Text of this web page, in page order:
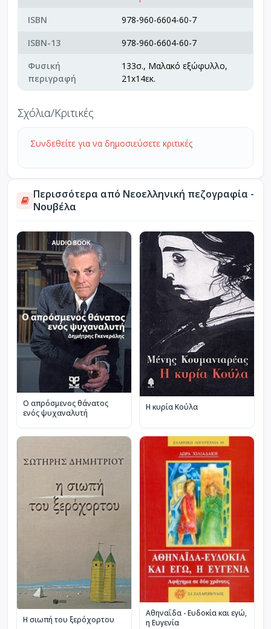
ISBN
978-960-6604-60-7
ISBN-13
978-960-6604-60-7
Φυσική
περιγραφή
133σ., Μαλακό εξώφυλλο,
21x14εκ.
Σχόλια/Κριτικές
Συνδεθείτε για να δημοσιεύσετε κριτικές
Περισσότερα από Νεοελληνική πεζογραφία -
Νουβέλα
Ο απρόσμενος θάνατος
ενός ψυχαναλυτή
Η κυρία Κούλα
Η σιωπή του ξερόχορτου
Αθηναΐδα - Ευδοκία και εγώ,
η Ευγενία